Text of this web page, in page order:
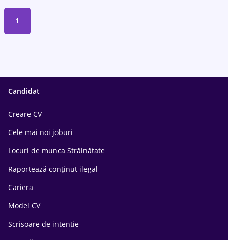
1
Candidat
Creare CV
Cele mai noi joburi
Locuri de munca Străinătate
Raportează conținut ilegal
Cariera
Model CV
Scrisoare de intentie